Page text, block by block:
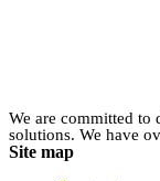
We are committed
solutions. We have
Site map